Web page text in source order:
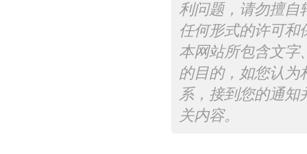
利问题，请勿擅自
任何形式的许可和
本网站所包含文字
的目的，如您认为
系，接到您的通知
关内容。